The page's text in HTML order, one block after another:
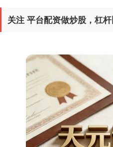
关注 平台配资做炒股，杠